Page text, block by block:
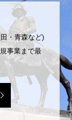
・青森など)
事業まで最